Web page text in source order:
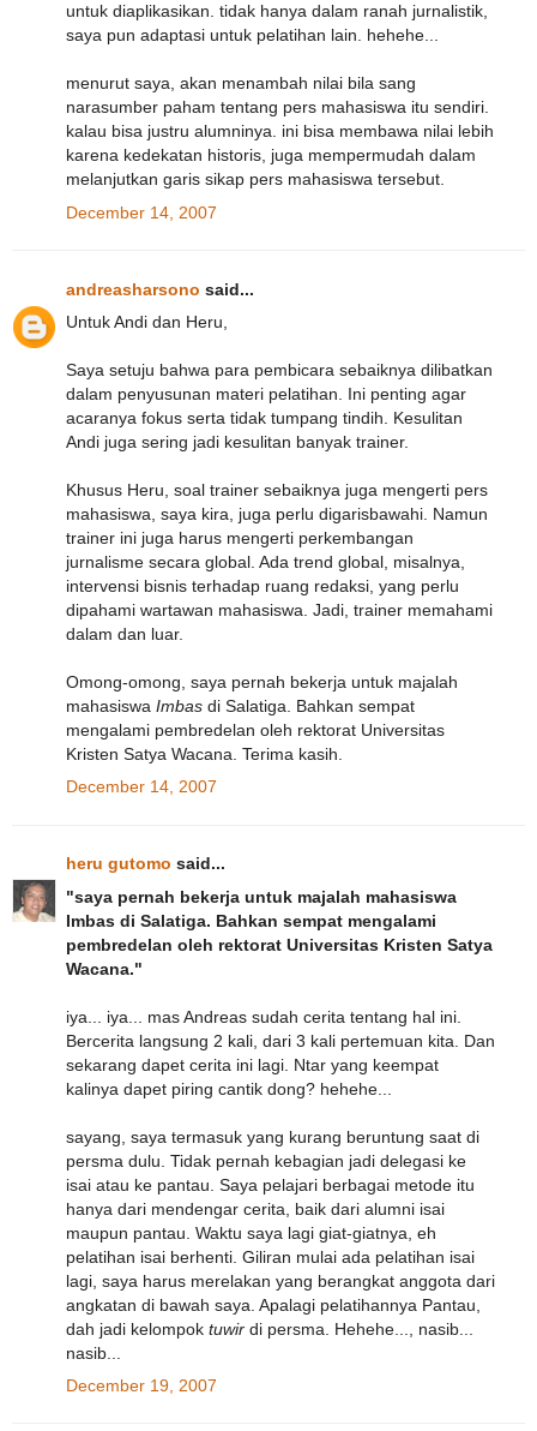
untuk diaplikasikan. tidak hanya dalam ranah jurnalistik,
saya pun adaptasi untuk pelatihan lain. hehehe...
menurut saya, akan menambah nilai bila sang
narasumber paham tentang pers mahasiswa itu sendiri.
kalau bisa justru alumninya. ini bisa membawa nilai lebih
karena kedekatan historis, juga mempermudah dalam
melanjutkan garis sikap pers mahasiswa tersebut.
December 14, 2007
andreasharsono said...
Untuk Andi dan Heru,
Saya setuju bahwa para pembicara sebaiknya dilibatkan
dalam penyusunan materi pelatihan. Ini penting agar
acaranya fokus serta tidak tumpang tindih. Kesulitan
Andi juga sering jadi kesulitan banyak trainer.
Khusus Heru, soal trainer sebaiknya juga mengerti pers
mahasiswa, saya kira, juga perlu digarisbawahi. Namun
trainer ini juga harus mengerti perkembangan
jurnalisme secara global. Ada trend global, misalnya,
intervensi bisnis terhadap ruang redaksi, yang perlu
dipahami wartawan mahasiswa. Jadi, trainer memahami
dalam dan luar.
Omong-omong, saya pernah bekerja untuk majalah
mahasiswa Imbas di Salatiga. Bahkan sempat
mengalami pembredelan oleh rektorat Universitas
Kristen Satya Wacana. Terima kasih.
December 14, 2007
heru gutomo said...
"saya pernah bekerja untuk majalah mahasiswa
Imbas di Salatiga. Bahkan sempat mengalami
pembredelan oleh rektorat Universitas Kristen Satya
Wacana."
iya... iya... mas Andreas sudah cerita tentang hal ini.
Bercerita langsung 2 kali, dari 3 kali pertemuan kita. Dan
sekarang dapet cerita ini lagi. Ntar yang keempat
kalinya dapet piring cantik dong? hehehe...
sayang, saya termasuk yang kurang beruntung saat di
persma dulu. Tidak pernah kebagian jadi delegasi ke
isai atau ke pantau. Saya pelajari berbagai metode itu
hanya dari mendengar cerita, baik dari alumni isai
maupun pantau. Waktu saya lagi giat-giatnya, eh
pelatihan isai berhenti. Giliran mulai ada pelatihan isai
lagi, saya harus merelakan yang berangkat anggota dari
angkatan di bawah saya. Apalagi pelatihannya Pantau,
dah jadi kelompok tuwir di persma. Hehehe..., nasib...
nasib...
December 19, 2007